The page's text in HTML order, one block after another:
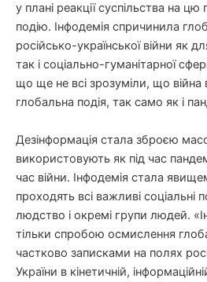
у плані реакції суспільства на
подію. Інфодемія спричинила
російсько-української війни як
так і соціально-гуманітарної
що ще не всі зрозуміли, що війна
глобальна подія, так само як і
Дезінформація стала зброєю
використовують як під час
час війни. Інфодемія стала
проходять всі важливі соціальні
людство і окремі групи людей.
тільки спробою осмислення
частково записками на полях
України в кінетичній,